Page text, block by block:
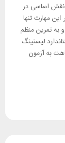
نقش اساسی در
مهارت تنها
تمرین منظم
لیسنینگ
به آزمون